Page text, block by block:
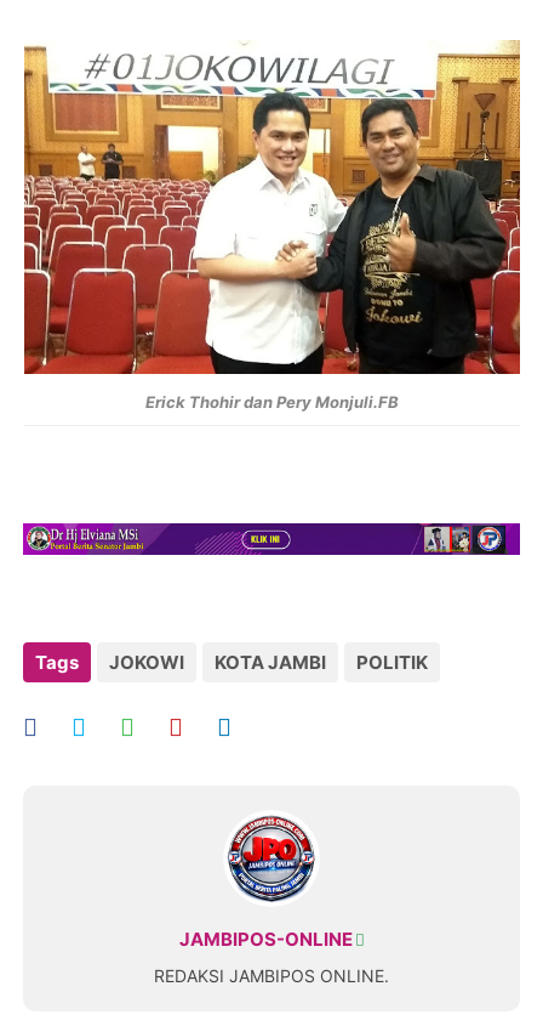
Erick Thohir dan Pery Monjuli.FB
Tags JOKOWI KOTA JAMBI POLITIK
JAMBIPOS-ONLINE
REDAKSI JAMBIPOS ONLINE.